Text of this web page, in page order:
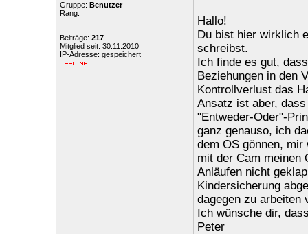
Gruppe: Benutzer
Rang:
Beiträge: 217
Mitglied seit: 30.11.2010
IP-Adresse: gespeichert
Hallo!
Du bist hier wirklich
schreibst.
Ich finde es gut,
Beziehungen in den
Kontrollverlust das
Ansatz ist aber,
"Entweder-Oder"-
ganz genauso, ich
dem OS gönnen,
mit der Cam meinen
Anläufen nicht
Kindersicherung
dagegen zu arbeiten
Ich wünsche dir,
Peter